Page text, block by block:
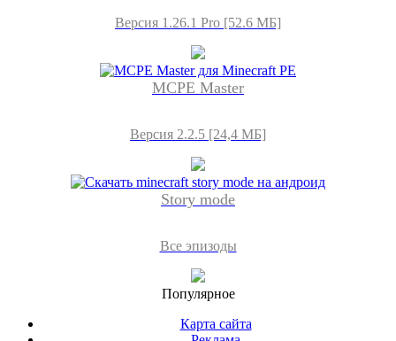
Версия 1.26.1 Pro [52.6 МБ]
MCPE Master
Версия 2.2.5 [24,4 МБ]
Story mode
Все эпизоды
Популярное
Карта сайта